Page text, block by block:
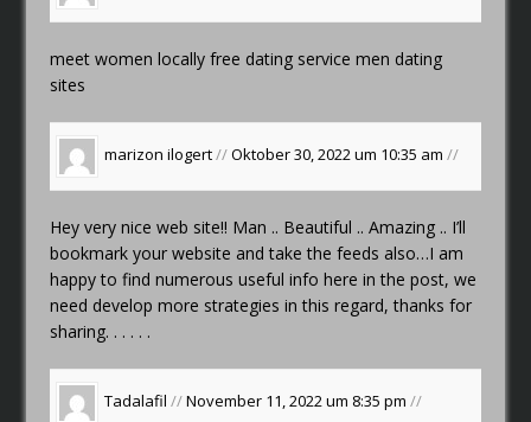
meet women locallyfree dating service men dating
sites
marizon ilogert//Oktober 30, 2022 um 10:35 am//
Hey very nice web site!! Man .. Beautiful .. Amazing .. I’ll
bookmark your website and take the feeds also…I am
happy to find numerous useful info here in the post, we
need develop more strategies in this regard, thanks for
sharing. . . . . .
Tadalafil //November 11, 2022 um 8:35 pm//